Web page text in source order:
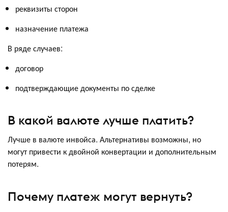
реквизиты сторон
назначение платежа
В ряде случаев:
договор
подтверждающие документы по сделке
В какой валюте лучше платить?
Лучше в валюте инвойса. Альтернативы возможны, но
могут привести к двойной конвертации и дополнительным
потерям.
Почему платеж могут вернуть?